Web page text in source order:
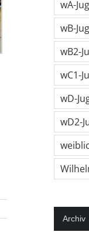
wA-
wB-
wB2-
wC1-
wD-
wD2-
Archiv